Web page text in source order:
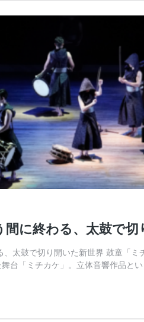
間に終わる、太鼓で
太鼓で切り開いた新世界 鼓童「
台「ミチカケ」。立体音響作品と